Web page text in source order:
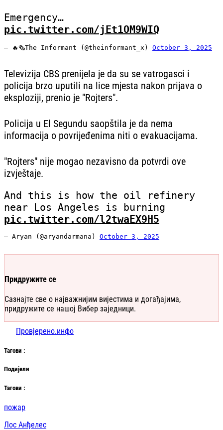
Emergency…
pic.twitter.com/jEt1OM9WIQ
— 🔥🗞The Informant (@theinformant_x) October 3, 2025
Televizija CBS prenijela je da su se vatrogasci i
policija brzo uputili na lice mjesta nakon prijava o
eksploziji, prenio je "Rojters".
Policija u El Segundu saopštila je da nema
informacija o povrijeđenima niti o evakuacijama.
"Rojters" nije mogao nezavisno da potvrdi ove
izvještaje.
And this is how the oil refinery
near Los Angeles is burning
pic.twitter.com/l2twaEX9H5
— Aryan (@aryandarmana) October 3, 2025
Придружите се
Сазнајте све о најважнијим вијестима и догађајима,
придружите се нашој Вибер заједници.
Провјерено.инфо
Тагови :
Подијели
Тагови :
пожар
Лос Анђелес